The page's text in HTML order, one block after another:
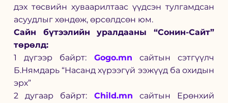
дэх төсвийн хуваарилтаас үүдсэн тулгамдсан
асуудлыг хөндөж, өрсөлдсөн юм.
Сайн бүтээлийн уралдааны “Сонин-Сайт”
төрөлд:
1 дүгээр байрт: Gogo.mn сайтын сэтгүүлч
Б.Нямдарь “Насанд хүрээгүй ээжүүд ба охидын
эрх”
2 дугаар байрт: Child.mn сайтын Ерөнхий